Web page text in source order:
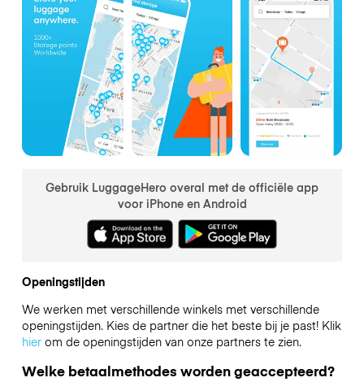
Gebruik LuggageHero overal met de officiële app
voor iPhone en Android
Openingstijden
We werken met verschillende winkels met verschillende
openingstijden. Kies de partner die het beste bij je past! Klik
hierom de openingstijden van onze partners te zien.
Welke betaalmethodes worden geaccepteerd?